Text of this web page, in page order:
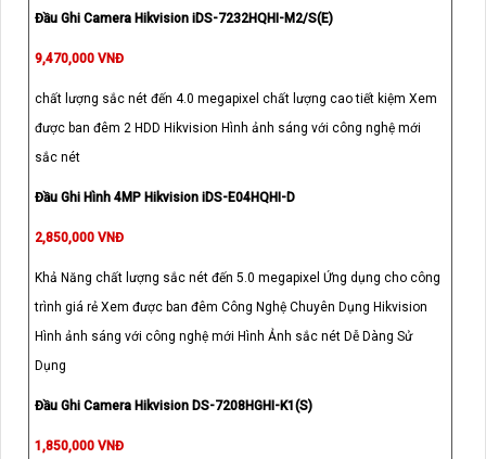
Đầu Ghi Camera Hikvision iDS-7232HQHI-M2/S(E)
9,470,000 VNĐ
chất lượng sắc nét đến 4.0 megapixel chất lượng cao tiết kiệm Xem
được ban đêm 2 HDD Hikvision Hình ảnh sáng với công nghệ mới
sắc nét
Đầu Ghi Hình 4MP Hikvision iDS-E04HQHI-D
2,850,000 VNĐ
Khả Năng chất lượng sắc nét đến 5.0 megapixel Ứng dụng cho công
trình giá rẻ Xem được ban đêm Công Nghệ Chuyên Dụng Hikvision
Hình ảnh sáng với công nghệ mới Hình Ảnh sắc nét Dễ Dàng Sử
Dụng
Đầu Ghi Camera Hikvision DS-7208HGHI-K1(S)
1,850,000 VNĐ